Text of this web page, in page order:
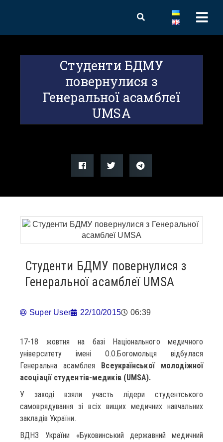
Студенти БДМУ
повернулися з
Генеральної асамблеї
UMSA
Студенти БДМУ повернулися з
Генеральної асамблеї UMSA
Super User 22/10/2015 06:39
17-18 жовтня на базі Національного медичного
університету імені О.О.Богомольця відбулася
Генеральна асамблея Всеукраїнської молодіжної
асоціації студентів-медиків (UMSA).
У заході взяли участь лідери студентського
самоврядування зі всіх вищих медичних навчальних
закладів України.
ВДНЗ України «Буковинський державний медичний